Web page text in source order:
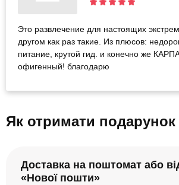
Это развлечение для настоящих
другом как раз такие. Из плюсов:
питание, крутой гид. и конечно же
офигенный! благодарю
Як отримати подарунок
Доставка на поштомат або
«Нової пошти»